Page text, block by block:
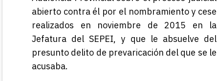
abierto contra él por el nombramiento y cese
realizados en noviembre de 2015 en la
Jefatura del SEPEI, y que le absuelve del
presunto delito de prevaricación del que se le
acusaba.